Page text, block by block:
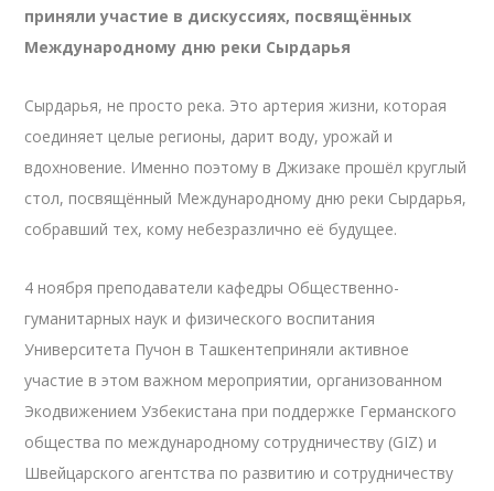
приняли участие в дискуссиях, посвящённых
Международному дню реки Сырдарья
Сырдарья, не просто река. Это артерия жизни, которая
соединяет целые регионы, дарит воду, урожай и
вдохновение. Именно поэтому в Джизаке прошёл круглый
стол, посвящённый Международному дню реки Сырдарья,
собравший тех, кому небезразлично её будущее.
4 ноября преподаватели кафедры Общественно-
гуманитарных наук и физического воспитания
Университета Пучон в Ташкентеприняли активное
участие в этом важном мероприятии, организованном
Экодвижением Узбекистана при поддержке Германского
общества по международному сотрудничеству (GIZ) и
Швейцарского агентства по развитию и сотрудничеству